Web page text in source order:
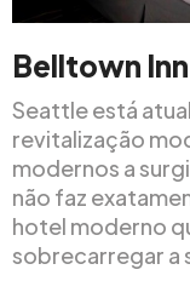
Belltown Inn
Seattle está
revitalização
modernos a
não faz
hotel moderno
sobrecarregar a